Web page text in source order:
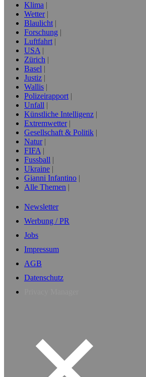
Klima
Wetter
Blaulicht
Forschung
Luftfahrt
USA
Zürich
Basel
Justiz
Wallis
Polizeirapport
Unfall
Künstliche Intelligenz
Extremwetter
Gesellschaft & Politik
Natur
FIFA
Fussball
Ukraine
Gianni Infantino
Alle Themen
Newsletter
Werbung / PR
Jobs
Impressum
AGB
Datenschutz